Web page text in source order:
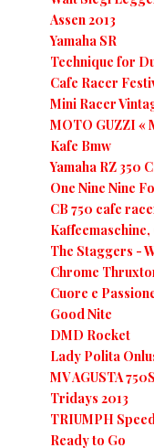
Assen 2013
Yamaha SR
Technique for
Cafe Racer
Mini Racer
MOTO GUZZI «
Kafe Bmw
Yamaha RZ 350
One Nine Nine
CB 750 cafe
Kaffeemaschine,
The Staggers -
Chrome
Cuore e
Good Nite
DMD Rocket
Lady Polita
MV AGUSTA
Tridays 2013
TRIUMPH
Ready to Go